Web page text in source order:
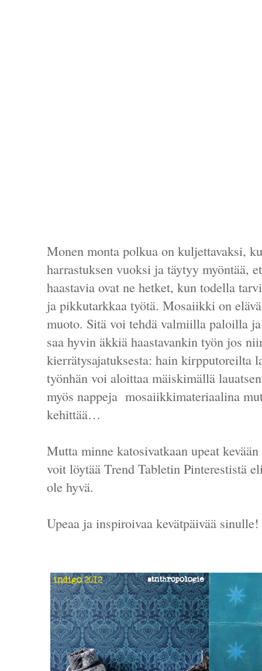
Monen monta polkua on kuljettavaksi,
harrastuksen vuoksi ja täytyy myöntää,
haastavia ovat ne hetket, kun todella
ja pikkutarkkaa työtä. Mosaiikki on
muoto. Sitä voi tehdä valmiilla paloilla
saa hyvin äkkiä haastavankin työn jos
kierrätysajatuksesta: hain kirpputoreilta
työnhän voi aloittaa mäiskimällä
myös nappeja mosaiikkimateriaalina
kehittää…
Mutta minne katosivatkaan upeat
voit löytää Trend Tabletin Pinterestistä
ole hyvä.
Upeaa ja inspiroivaa kevätpäivää sinulle!